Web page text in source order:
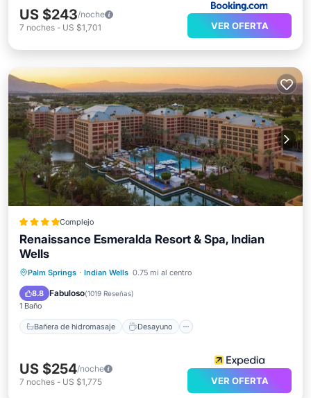
US $243/noche
7 noches - US $1,701 VER OFERTA
Complejo
Renaissance Esmeralda Resort & Spa, Indian
Wells
Palm Springs · Indian Wells 0.75 mi al centro
8.8 Fabuloso(1019 Reseñas)
1 Baño
Bañera de hidromasaje Desayuno
Bañera de hidromasaje
Desayuno
Aparcamiento
US $254/noche
7 noches - US $1,775 VER OFERTA